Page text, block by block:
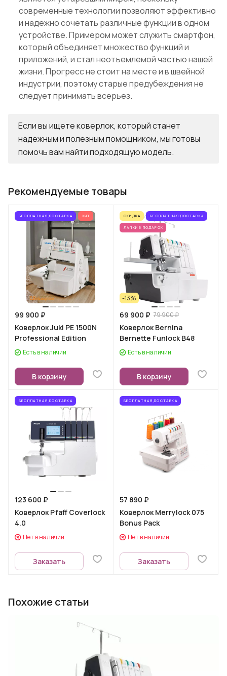
современные технологии позволяют эффективно
и надежно сочетать различные функции в одном
устройстве. Примером может служить смартфон,
который объединяет множество функций и
приложений, и стал неотъемлемой частью нашей
жизни. Прогресс не стоит на месте и в швейной
индустрии, поэтому старые предубеждения не
следует принимать всерьез.
Если вы ищете коверлок, который станет
надежным и полезным помощником, мы готовы
помочь вам найти подходящую модель.
Рекомендуемые товары
БЕСПЛАТНАЯ ДОСТАВКА ХИТ
99 900 ₽
Коверлок Juki PE 1500N
Professional Edition
Есть в наличии
В корзину
СКИДКА БЕСПЛАТНАЯ ДОСТАВКА
ЛАПКИ В ПОДАРОК
-13%
69 900 ₽ 79 900 ₽
Коверлок Bernina
Bernette Funlock B48
Есть в наличии
В корзину
БЕСПЛАТНАЯ ДОСТАВКА
123 600 ₽
Коверлок Pfaff Coverlock
4.0
Нет в наличии
Заказать
БЕСПЛАТНАЯ ДОСТАВКА
57 890 ₽
Коверлок Merrylock 075
Bonus Pack
Нет в наличии
Заказать
Похожие статьи